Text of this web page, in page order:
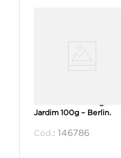
Jardim 100g – Berlin.
: 146786